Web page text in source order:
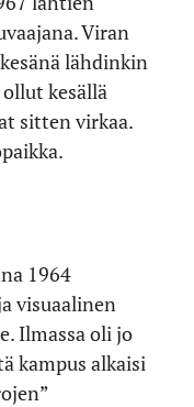
Viran
lähdinkin
kesällä
sitten virkaa.
1964
visuaalinen
Ilmassa oli jo
kampus alkaisi